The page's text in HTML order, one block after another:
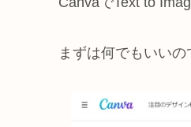
まずは何でもいい